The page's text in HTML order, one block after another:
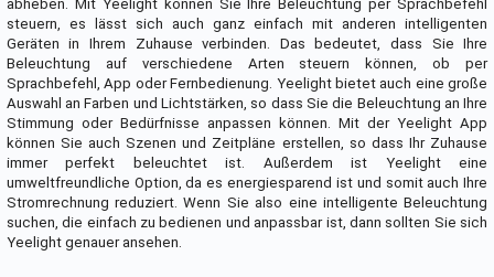
abheben. Mit Yeelight können Sie Ihre Beleuchtung per Sprachbefehl
steuern, es lässt sich auch ganz einfach mit anderen intelligenten
Geräten in Ihrem Zuhause verbinden. Das bedeutet, dass Sie Ihre
Beleuchtung auf verschiedene Arten steuern können, ob per
Sprachbefehl, App oder Fernbedienung. Yeelight bietet auch eine große
Auswahl an Farben und Lichtstärken, so dass Sie die Beleuchtung an Ihre
Stimmung oder Bedürfnisse anpassen können. Mit der Yeelight App
können Sie auch Szenen und Zeitpläne erstellen, so dass Ihr Zuhause
immer perfekt beleuchtet ist. Außerdem ist Yeelight eine
umweltfreundliche Option, da es energiesparend ist und somit auch Ihre
Stromrechnung reduziert. Wenn Sie also eine intelligente Beleuchtung
suchen, die einfach zu bedienen und anpassbar ist, dann sollten Sie sich
Yeelight genauer ansehen.